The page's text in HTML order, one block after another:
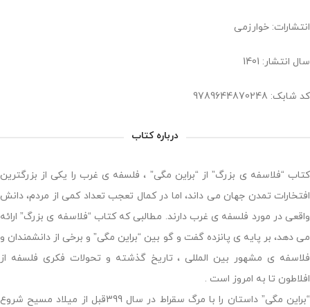
انتشارات: خوارزمی
سال انتشار: 1401
کد شابک: 9789644870248
درباره کتاب
کتاب “فلاسفه ی بزرگ” از “براین مگی” ، فلسفه ی غرب را یکی از بزرگترین
افتخارات تمدن جهان می داند، اما در کمال تعجب تعداد کمی از مردم، دانش
واقعی در مورد فلسفه ی غرب دارند. مطالبی که کتاب “فلاسفه ی بزرگ” ارائه
می دهد، بر پایه ی پانزده گفت و گو بین “براین مگی” و برخی از دانشمندان و
فلاسفه ی مشهور بین المللی ، تاریخ گذشته و تحولات فکری فلسفه از
افلاطون تا به امروز است .
“براین مگی” داستان را با مرگ سقراط در سال 399قبل از میلاد مسیح شروع